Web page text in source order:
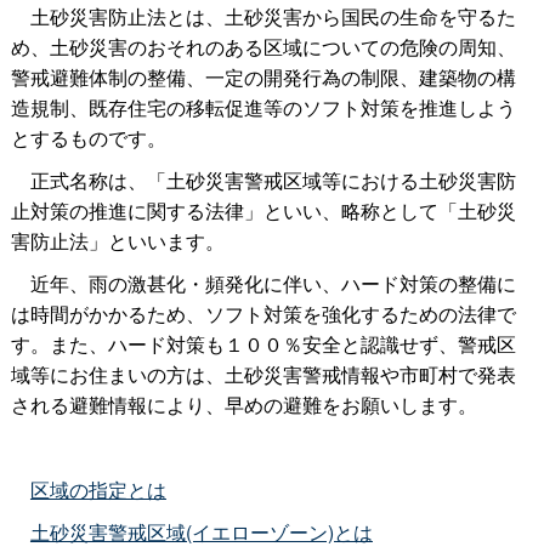
土砂災害防止法とは、土砂災害から国民の生命を守るた
め、土砂災害のおそれのある区域についての危険の周知、
警戒避難体制の整備、一定の開発行為の制限、建築物の構
造規制、既存住宅の移転促進等のソフト対策を推進しよう
とするものです。
正式名称は、「土砂災害警戒区域等における土砂災害防
止対策の推進に関する法律」といい、略称として「土砂災
害防止法」といいます。
近年、雨の激甚化・頻発化に伴い、ハード対策の整備に
は時間がかかるため、ソフト対策を強化するための法律で
す。また、ハード対策も１００％安全と認識せず、警戒区
域等にお住まいの方は、土砂災害警戒情報や市町村で発表
される避難情報により、早めの避難をお願いします。
区域の指定とは
土砂災害警戒区域(イエローゾーン)とは